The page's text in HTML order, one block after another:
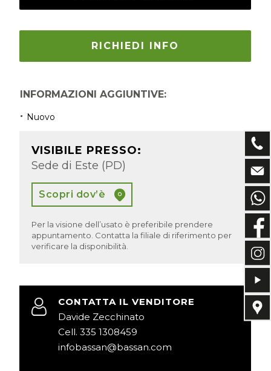
RICHIEDI INFO
INFORMAZIONI AGGIUNTIVE:
Nuovo
VISIBILE PRESSO:
Sede di Este (PD)
Scopri dov’è
Per la visione dell’usato è preferibile prendere
appuntamento. Contatta la filiale di riferimento per
verificare la disponibilità.
CONTATTA IL VENDITORE
Davide Zecchinato
Cell. 335 1308459
infobassan@bassan.com